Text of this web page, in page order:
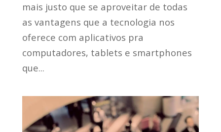
mais justo que se aproveitar de todas
as vantagens que a tecnologia nos
oferece com aplicativos pra
computadores, tablets e smartphones
que...